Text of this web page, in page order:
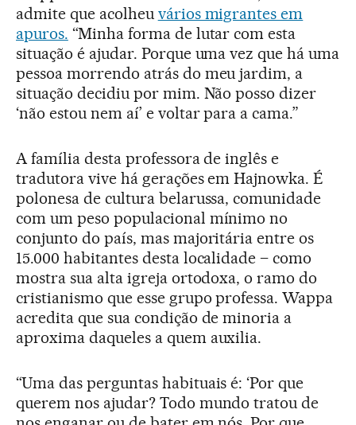
admite que acolheu vários migrantes em
apuros. “Minha forma de lutar com esta
situação é ajudar. Porque uma vez que há uma
pessoa morrendo atrás do meu jardim, a
situação decidiu por mim. Não posso dizer
‘não estou nem aí’ e voltar para a cama.”
A família desta professora de inglês e
tradutora vive há gerações em Hajnowka. É
polonesa de cultura belarussa, comunidade
com um peso populacional mínimo no
conjunto do país, mas majoritária entre os
15.000 habitantes desta localidade – como
mostra sua alta igreja ortodoxa, o ramo do
cristianismo que esse grupo professa. Wappa
acredita que sua condição de minoria a
aproxima daqueles a quem auxilia.
“Uma das perguntas habituais é: ‘Por que
querem nos ajudar? Todo mundo tratou de